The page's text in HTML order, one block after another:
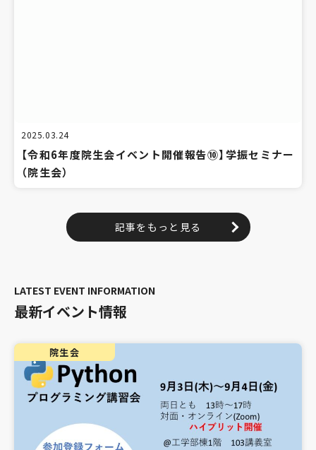
2025.03.24
【令和6年度院生会イベント開催報告⑩】学振セミナー
（院生会）
記事をもっと見る
最新イベント情報
院生会